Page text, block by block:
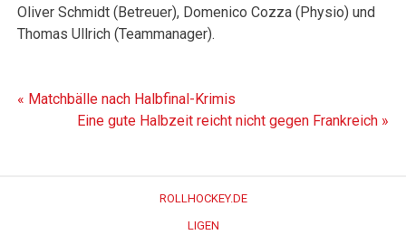
Oliver Schmidt (Betreuer), Domenico Cozza (Physio) und
Thomas Ullrich (Teammanager).
Beitragsnavigation
« Matchbälle nach Halbfinal-Krimis
Eine gute Halbzeit reicht nicht gegen Frankreich »
ROLLHOCKEY.DE
LIGEN